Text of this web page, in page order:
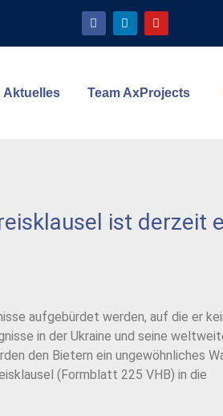
Aktuelles Team AxProjects
ist derzeit
aufgebürdet werden, auf die er
in der Ukraine und seine
den Bietern ein ungewöhnliches
(Formblatt 225 VHB) in die